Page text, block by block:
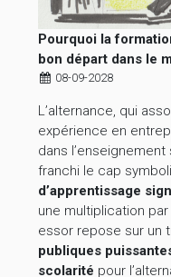
Pourquoi la
bon départ dans le
08-09-2028
L’alternance, qui
expérience en
dans l’enseignement
franchi le cap
d’apprentissage
une multiplication
essor repose sur un
publiques
scolarité pour